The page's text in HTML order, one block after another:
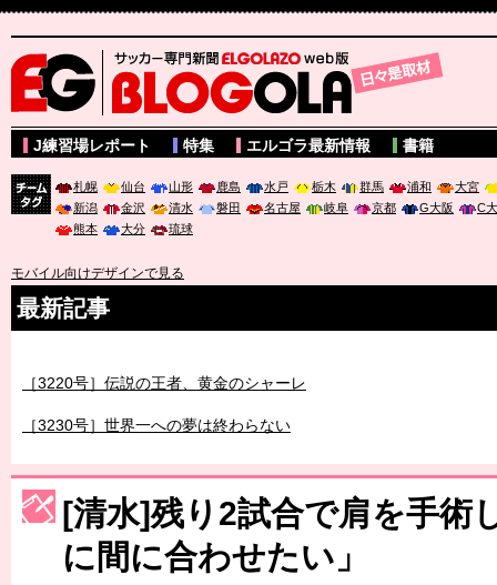
サッカー専門新聞ELGOLAZO web版 BLOGOLA
J練習場レポート 特集 エルゴラ最新情報 書籍
札幌 仙台 山形 鹿島 水戸 栃木 群馬 浦和
大宮
新潟
金沢 清水 磐田 名古屋 岐阜 京都 G大阪
C
熊本
大分 琉球
モバイル向けデザインで見る
最新記事
［3220号］伝説の王者、黄金のシャーレ
［3230号］世界一への夢は終わらない
［3223号］一丸。日本出陣
［3222号］史上最大のW杯開幕 注目は「個」
長谷川 アーリアジャスールさんがシンポジウム「気候変動から命
[清水]残り2試合で肩を手術
に間に合わせたい」